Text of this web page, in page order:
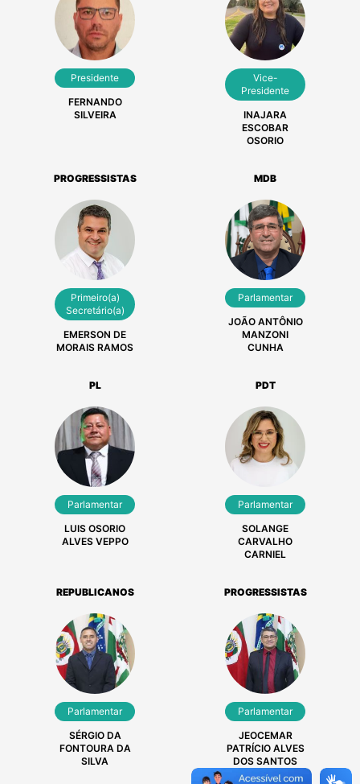
Presidente
FERNANDO
SILVEIRA
Vice-
Presidente
INAJARA
ESCOBAR
OSORIO
PROGRESSISTAS
Primeiro(a)
Secretário(a)
EMERSON DE
MORAIS RAMOS
MDB
Parlamentar
JOÃO ANTÔNIO
MANZONI
CUNHA
PL
Parlamentar
LUIS OSORIO
ALVES VEPPO
PDT
Parlamentar
SOLANGE
CARVALHO
CARNIEL
REPUBLICANOS
Parlamentar
SÉRGIO DA
FONTOURA DA
SILVA
PROGRESSISTAS
Parlamentar
JEOCEMAR
PATRÍCIO ALVES
DOS SANTOS